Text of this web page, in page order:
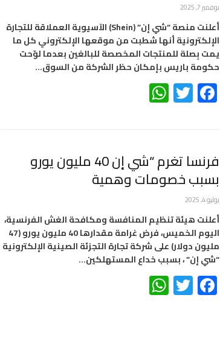
نوفمبر 7, 2025
أعلنت منصة “شي إن” (Shein) الآسيوية العملاقة للتجارة
الإلكترونية أنها شطبت من موقعها الإلكتروني كل ما
يمت بِصلة للمنتجات المخصصة للبالغين بعدما لوّحت
حكومة باريس بإمكان حظر الشركة من السوق…
Facebook
Twitter
فرنسا تغرم “شي إن 40 مليون يورو
بسبب خصومات وهمية
يوليو 4, 2025
أعلنت هيئة تنظيم المنافسة ومكافحة الغش الفرنسية،
اليوم الخميس، فرض غرامة مقدارها 40 مليون يورو (47
مليون دولار) على شركة تجارة التجزئة الصينية الإلكترونية
“شي إن” ، بسبب خداع المستهلكين…
Facebook
Twitter